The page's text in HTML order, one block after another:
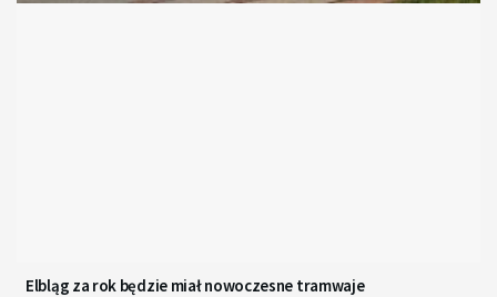
Elbląg za rok będzie miał nowoczesne tramwaje